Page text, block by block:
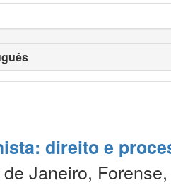
direito e
Janeiro,